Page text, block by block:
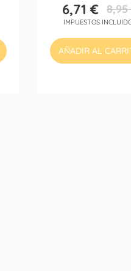
Precio
6,71 € Precio
base
8,95
IMPUESTOS
AÑADIR AL